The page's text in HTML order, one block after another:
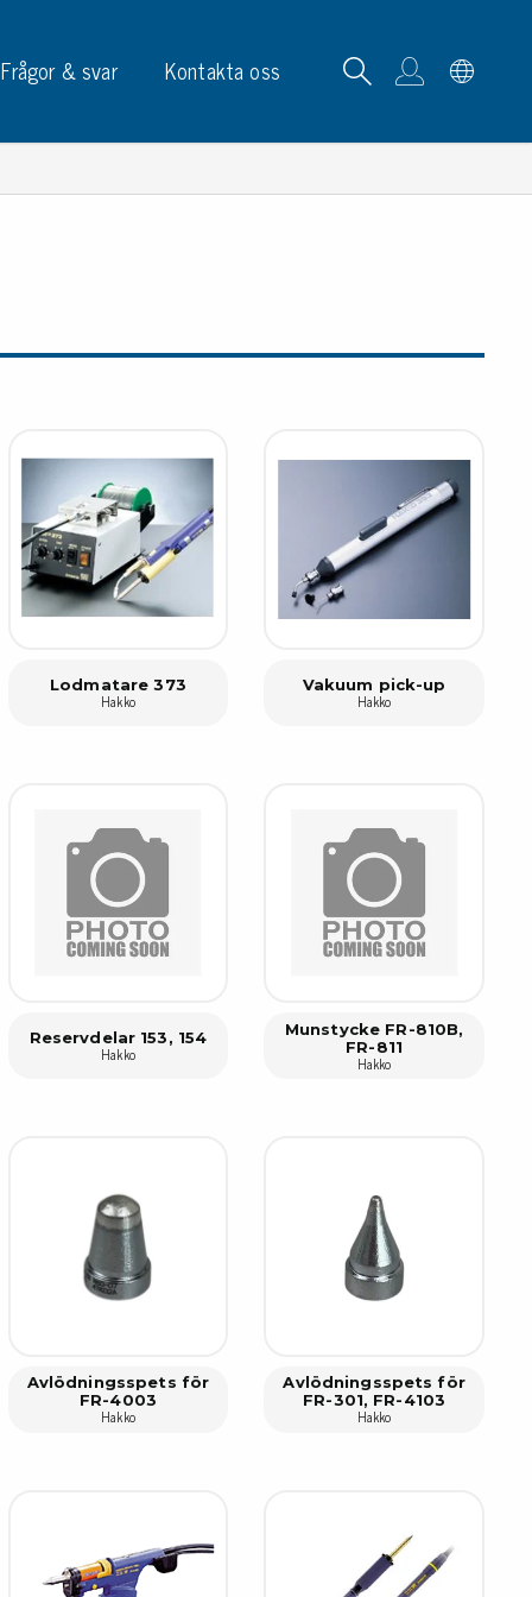
& märkning
borstar & pincetter
verktygsset
& behållare
PC skivor
plastwell
polystyren
utbildningar
Frågor & svar Kontakta oss
Lodmatare 373
Hakko
Vakuum pick-up
Hakko
Reservdelar 153, 154
Hakko
Munstycke FR-810B,
FR-811
Hakko
Avlödningsspets för
FR-4003
Hakko
Avlödningsspets för
FR-301, FR-4103
Hakko